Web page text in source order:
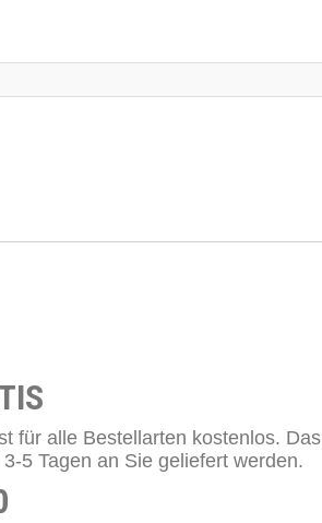
für alle Bestellarten kostenlos. Das
5 Tagen an Sie geliefert werden.